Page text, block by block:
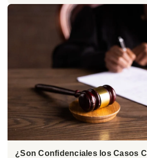
¿Son Confidenciales los Casos